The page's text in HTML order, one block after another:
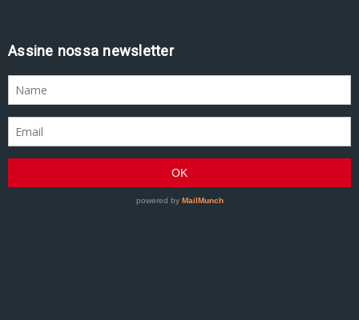
Assine nossa newsletter